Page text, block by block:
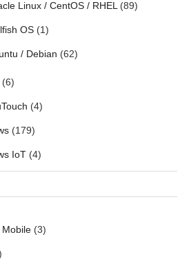
Linux / CentOS / RHEL(89)
OS(1)
/ Debian (62)
(4)
(179)
IoT(4)
(3)